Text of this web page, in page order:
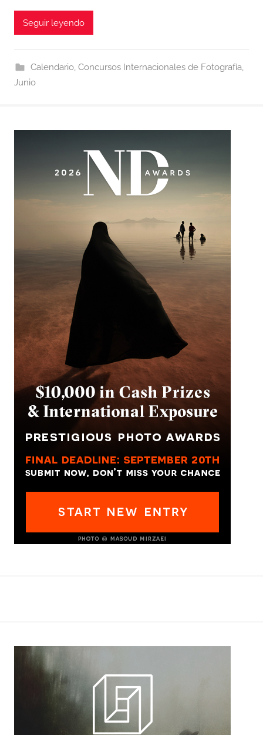
Seguir leyendo
Calendario, Concursos Internacionales de Fotografía,
Junio